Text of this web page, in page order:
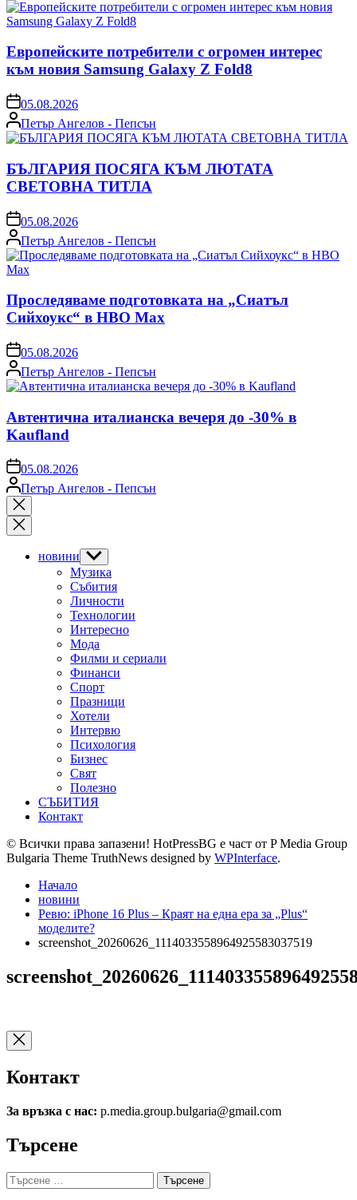
Европейските потребители с огромен интерес
към новия Samsung Galaxy Z Fold8
on05.08.2026
Posted
by
Петър Ангелов - Пепсън
БЪЛГАРИЯ ПОСЯГА КЪМ ЛЮТАТА
СВЕТОВНА ТИТЛА
on05.08.2026
Posted
by
Петър Ангелов - Пепсън
Проследяваме подготовката на „Сиатъл
Сийхоукс“ в HBO Max
on05.08.2026
Posted
by
Петър Ангелов - Пепсън
Автентична италианска вечеря до -30% в
Kaufland
on05.08.2026
Posted
by
Петър Ангелов - Пепсън
Close
search
новини Show
sub
menu
Музика
Събития
Личности
Технологии
Интересно
Мода
Филми и сериали
Финанси
Спорт
Празници
Хотели
Интервю
Психология
Бизнес
Свят
Полезно
СЪБИТИЯ
Контакт
© Всички права запазени! HotPressBG е част от P Media Group
Bulgaria Theme TruthNews designed by WPInterface.
Начало
новини
Ревю: iPhone 16 Plus – Краят на една ера за „Plus“
моделите?
screenshot_20260626_1114033558964925583037519
Контакт
За връзка с нас: p.media.group.bulgaria@gmail.com
Търсене
Търсене
за: